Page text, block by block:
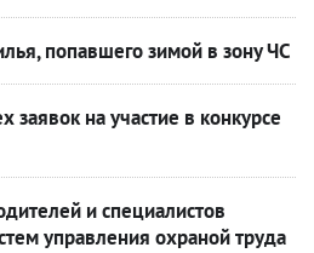
попавшего зимой в зону ЧС
на участие в конкурсе
и специалистов
управления охраной труда